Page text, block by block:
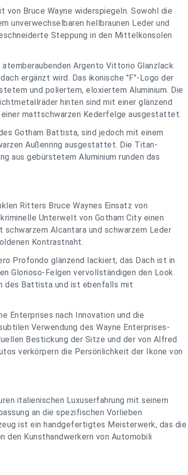
Bruce Wayne widerspiegeln. Sowohl die
unverwechselbaren hellbraunen Leder und
Steppung in den Mittelkonsolen
Argento Vittorio Glanzlack
ergänzt wird. Das ikonische "F"-Logo der
und poliertem, eloxiertem Aluminium. Die
hinten sind mit einer glänzend
mattschwarzen Kederfelge ausgestattet.
Gotham Battista, sind jedoch mit einem
Außenring ausgestattet. Die Titan-
aus gebürstetem Aluminium runden das
Ritters Bruce Waynes Einsatz von
Unterwelt von Gotham City einen
Alcantara und schwarzem Leder
Kontrastnaht.
Profondo glänzend lackiert, das Dach ist in
Glorioso-Felgen vervollständigen den Look.
des Battista und ist ebenfalls mit
Enterprises nach Innovation und die
Verwendung des Wayne Enterprises-
Bestickung der Sitze und der von Alfred
verkörpern die Persönlichkeit der Ikone von
italienischen Luxuserfahrung mit seinem
an die spezifischen Vorlieben
ist ein handgefertigtes Meisterwerk, das die
den Kunsthandwerkern von Automobili